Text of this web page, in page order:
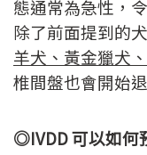
態通常為急性，
除了前面提到的
羊犬、黃金獵犬
椎間盤也會開始
◎IVDD 可以如何